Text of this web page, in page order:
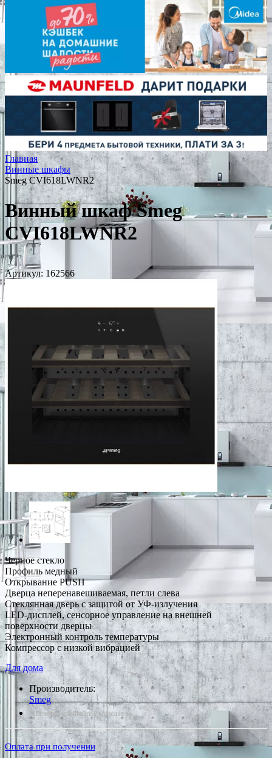
Главная
Винные шкафы
Smeg CVI618LWNR2
Винный шкаф Smeg
CVI618LWNR2
Артикул: 162566
Черное стекло
Профиль медный
Открывание PUSH
Дверца неперенавешиваемая, петли слева
Стеклянная дверь с защитой от УФ-излучения
LED-дисплей, сенсорное управление на внешней
поверхности дверцы
Электронный контроль температуры
Компрессор с низкой вибрацией
Для дома
Производитель:
Smeg
*Наличие уточняйте у менеджера
Оплата при получении